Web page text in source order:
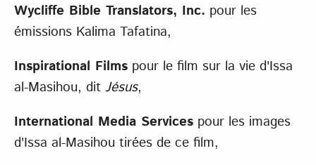
Wycliffe Bible Translators, Inc. pour les
émissions Kalima Tafatina,
Inspirational Films pour le film sur la vie d'Issa
al-Masihou, dit Jésus,
International Media Services pour les images
d'Issa al-Masihou tirées de ce film,